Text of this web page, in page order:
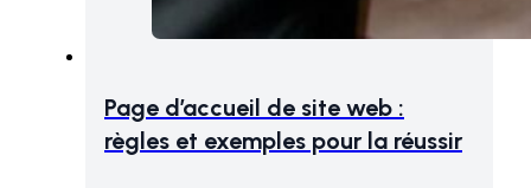
Page d’accueil de site web :
règles et exemples pour la réussir